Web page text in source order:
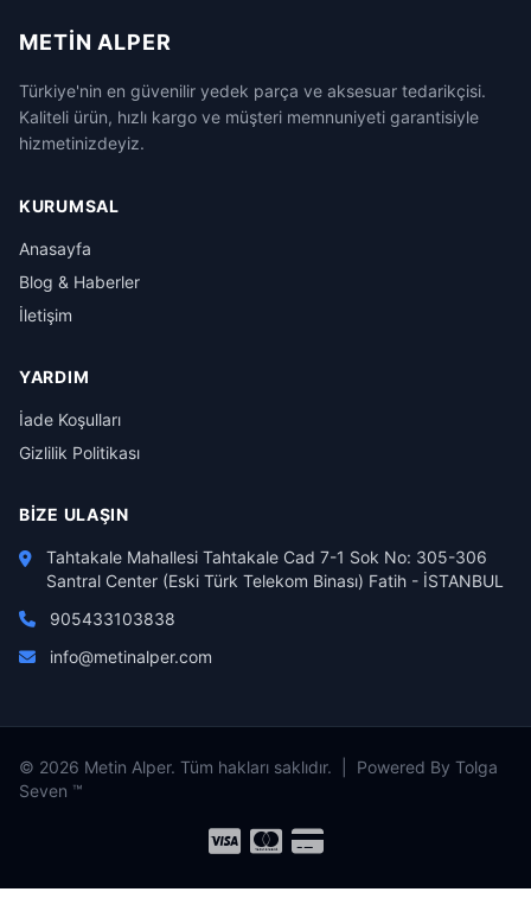
METIN ALPER
Türkiye'nin en güvenilir yedek parça ve aksesuar tedarikçisi.
Kaliteli ürün, hızlı kargo ve müşteri memnuniyeti garantisiyle
hizmetinizdeyiz.
KURUMSAL
Anasayfa
Blog & Haberler
İletişim
YARDIM
İade Koşulları
Gizlilik Politikası
BIZE ULAŞIN
Tahtakale Mahallesi Tahtakale Cad 7-1 Sok No: 305-306
Santral Center (Eski Türk Telekom Binası) Fatih - İSTANBUL
905433103838
info@metinalper.com
© 2026 Metin Alper. Tüm hakları saklıdır. | Powered By Tolga
Seven ™